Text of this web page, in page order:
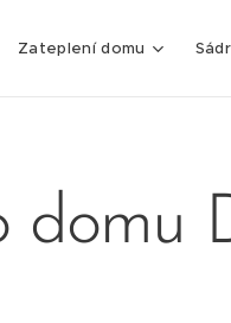
Zateplení domu
domu